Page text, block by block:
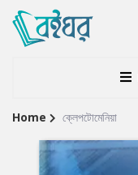
Site
Breadcrumb
Home ক্লেপটোমেনিয়া